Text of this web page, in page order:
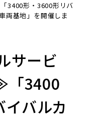
3400形・3600形リバ
両基地」を開催しま
サービ
「3400
バルカ